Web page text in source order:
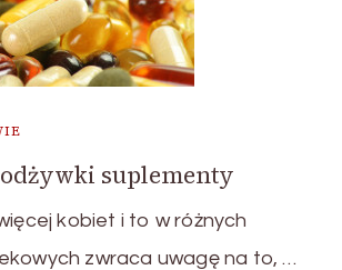
suplementy
kobiet i to w różnych
zwraca uwagę na to, …